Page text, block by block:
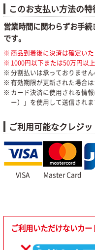
このお支払い方法の特
営業時間に関わらずお手
です。
商品到着後に決済は確定いた
1000円以下または50万円以
分割払いは承っておりませ
有効期限が更新された場合
カード決済に使用される情
ー）」を使用して送信され
ご利用可能なクレジ
VISA Master Card
ご利用いただけないカ